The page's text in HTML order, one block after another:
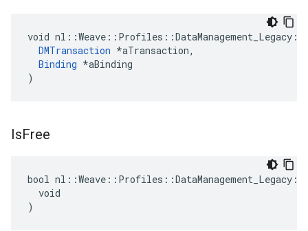
void
DMTransaction *aTransaction,
Binding *aBinding
)
IsFree
bool
  void
)